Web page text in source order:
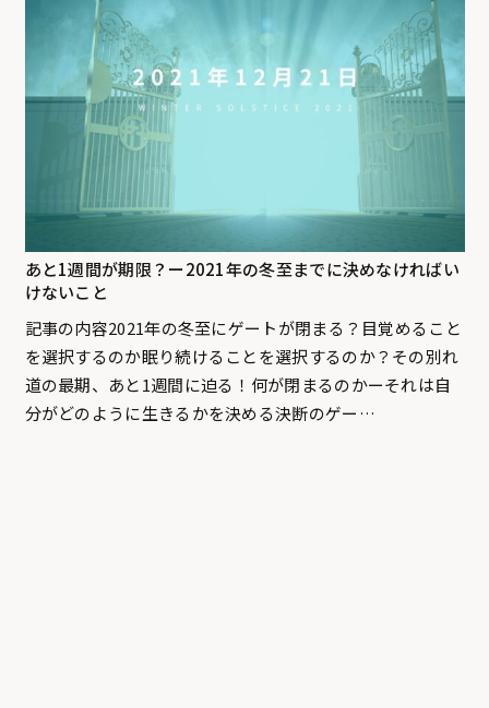
あと1週間が期限？ー2021年の冬至までに決めなければい
けないこと
記事の内容2021年の冬至にゲートが閉まる？目覚めること
を選択するのか眠り続けることを選択するのか？その別れ
道の最期、あと1週間に迫る！何が閉まるのかーそれは自
分がどのように生きるかを決める決断のゲー…